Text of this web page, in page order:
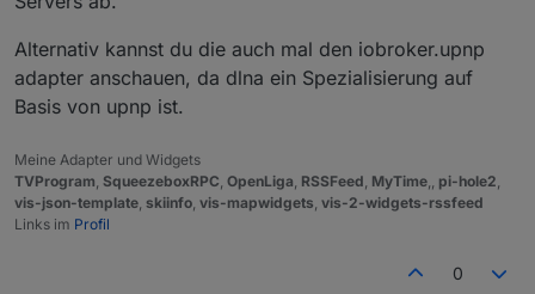
Alternativ kannst du die auch mal den iobroker.upnp
adapter anschauen, da dlna ein Spezialisierung auf
Basis von upnp ist.
Meine Adapter und Widgets
TVProgram SqueezeboxRPC OpenLiga RSSFeed MyTime pi-hole2
vis-json-template skiinfo vis-mapwidgets vis-2-widgets-rssfeed
Links im Profil
0